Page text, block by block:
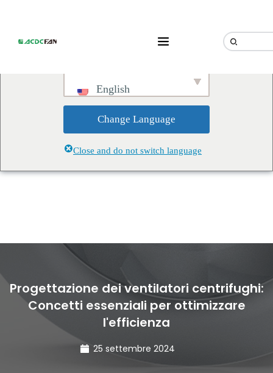
Do you want to change to:
English
Change Language
Close and do not switch language
Progettazione dei ventilatori centrifughi:
Concetti essenziali per ottimizzare
l'efficienza
25 settembre 2024